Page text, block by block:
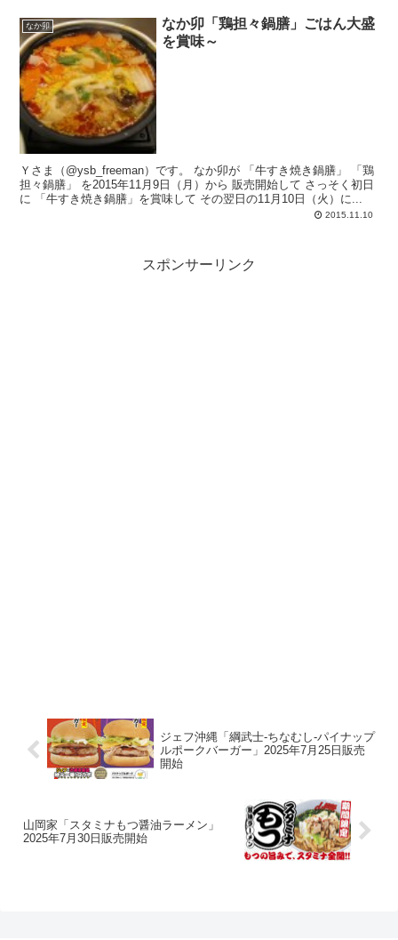
なか卯
なか卯「鶏担々鍋膳」ごはん大盛
を賞味～
Ｙさま（@ysb_freeman）です。 なか卯が 「牛すき焼き鍋膳」 「鶏
担々鍋膳」 を2015年11月9日（月）から 販売開始して さっそく初日
に 「牛すき焼き鍋膳」を賞味して その翌日の11月10日（火）に...
2015.11.10
スポンサーリンク
ジェフ沖縄「綱武士-ちなむし-パイナップ
ルポークバーガー」2025年7月25日販売
開始
山岡家「スタミナもつ醤油ラーメン」
2025年7月30日販売開始